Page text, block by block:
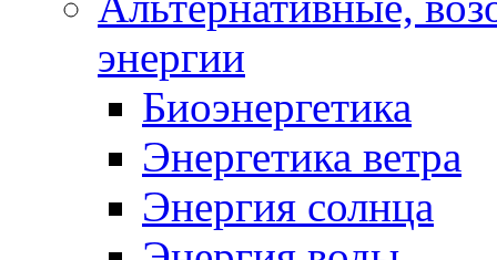
энергии
Биоэнергетика
Энергетика ветра
Энергия солнца